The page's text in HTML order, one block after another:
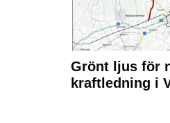
Grönt ljus för
kraftledning i